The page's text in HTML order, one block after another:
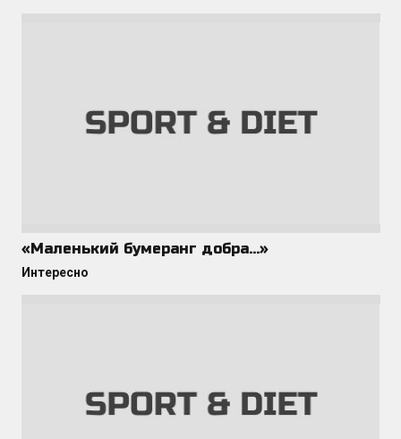
«Маленький бумеранг добра…»
Интересно